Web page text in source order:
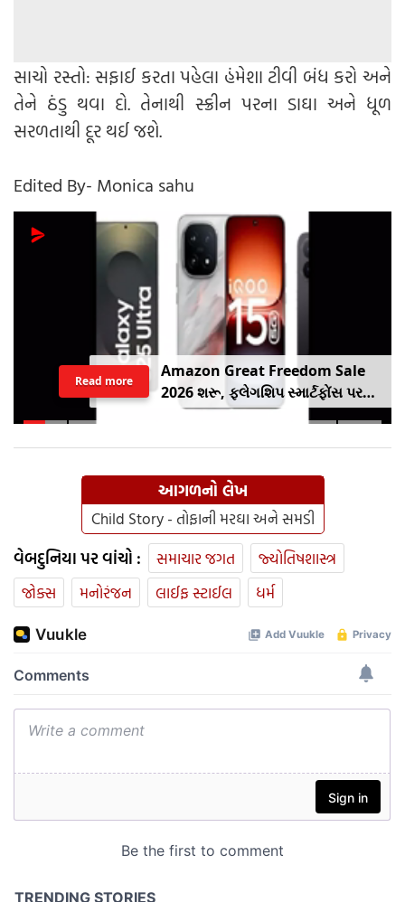
સાચો રસ્તો: સફાઈ કરતા પહેલા હંમેશા ટીવી બંધ કરો અને
તેને ઠંડુ થવા દો. તેનાથી સ્ક્રીન પરના ડાઘા અને ધૂળ
સરળતાથી દૂર થઈ જશે.
Edited By- Monica sahu
Amazon Great Freedom Sale
2026 શરૂ, ફ્લેગશિપ સ્માર્ટફોંસ પર
બંપર ડિસ્કાઉંટ, ચેક કરો ઓફર
Read more
આગળનો લેખ
Child Story - તોફાની મરઘા અને સમડી
વેબદુનિયા પર વાંચો : સમાચાર જગત
જ્યોતિષશાસ્ત્ર
જોક્સ
મનોરંજન લાઈફ સ્ટાઈલ ધર્મ